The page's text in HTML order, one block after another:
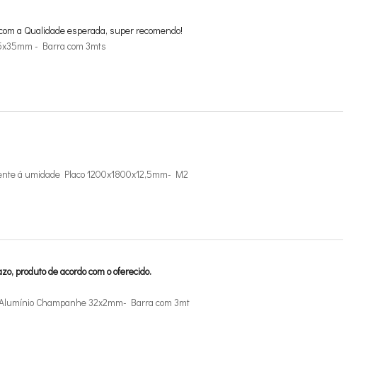
a Qualidade esperada, super recomendo!
- Barra com 3mts
á umidade Placo 1200x1800x12,5mm- M2
produto de acordo com o oferecido.
Champanhe 32x2mm- Barra com 3mt